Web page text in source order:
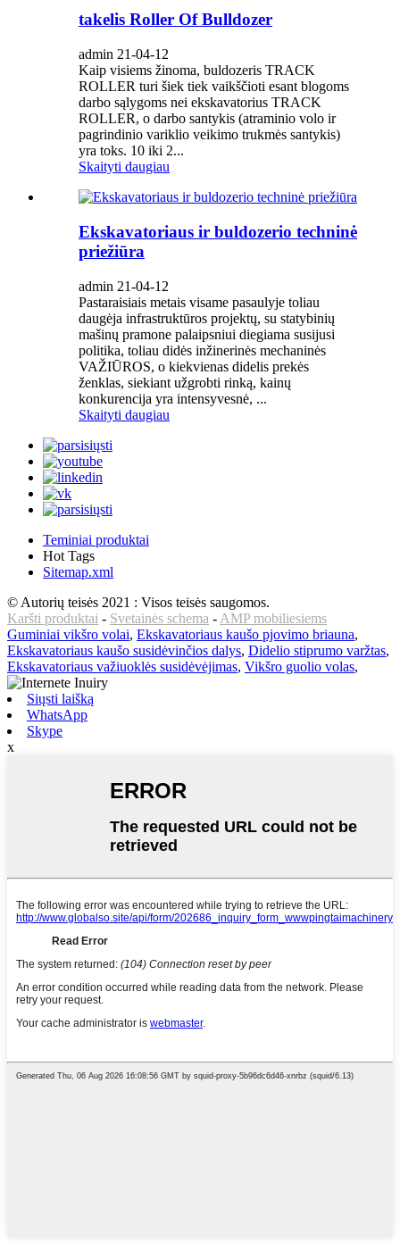
takelis Roller Of Bulldozer
admin 21-04-12
Kaip visiems žinoma, buldozeris TRACK
ROLLER turi šiek tiek vaikščioti esant blogoms
darbo sąlygoms nei ekskavatorius TRACK
ROLLER, o darbo santykis (atraminio volo ir
pagrindinio variklio veikimo trukmės santykis)
yra toks. 10 iki 2...
Skaityti daugiau
Ekskavatoriaus ir buldozerio techninė
priežiūra
admin 21-04-12
Pastaraisiais metais visame pasaulyje toliau
daugėja infrastruktūros projektų, su statybinių
mašinų pramone palaipsniui diegiama susijusi
politika, toliau didės inžinerinės mechaninės
VAŽIŪROS, o kiekvienas didelis prekės
ženklas, siekiant užgrobti rinką, kainų
konkurencija yra intensyvesnė, ...
Skaityti daugiau
Teminiai produktai
Hot Tags
Sitemap.xml
© Autorių teisės 2021 : Visos teisės saugomos.
Karšti produktai - Svetainės schema - AMP mobiliesiems
Guminiai vikšro volai, Ekskavatoriaus kaušo pjovimo briauna,
Ekskavatoriaus kaušo susidėvinčios dalys, Didelio stiprumo varžtas,
Ekskavatoriaus važiuoklės susidėvėjimas, Vikšro guolio volas,
Siųsti laišką
WhatsApp
Skype
x